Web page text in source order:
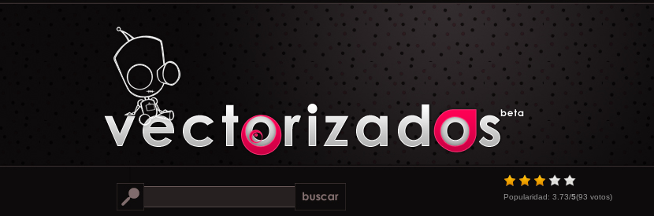
Popularidad: 3.73/5(93 votos)